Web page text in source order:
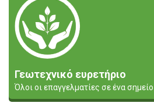
Γεωτεχνικό ευρετήριο
Όλοι οι επαγγελματίες σε ένα σημείο